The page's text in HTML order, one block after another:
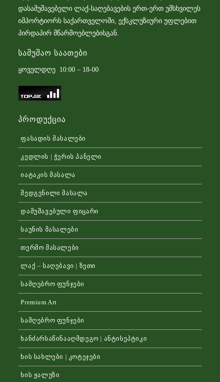
დასამუშავებელი ლაქ-საღებავების ერთ-ერთ უმსხვილეს
იმპორტიორს საქართველოში, ექსკლუზიური უფლებით
პირდაპირ მწარმოებლებისგან.
Სამუშაო Საათები
ყოველდღე 10:00 – 18-00
Პროდუქცია
ფასადის მასალები
კედლის | ჭერის პანელი
იატაკის მასალა
შედგენილი მასალა
დამუშავებული ფიცარი
საუნის მასალები
თერმო მასალები
ლაქ – საღებავი | ზეთი
სამღებრო ფუნჯები
Premium Art
სამღებრო ფუნჯები
ხანძარსაწინააღმდეგო | ანტისეპტიკი
ხის სახლები | კოტეჯები
ხის ჟალუზი